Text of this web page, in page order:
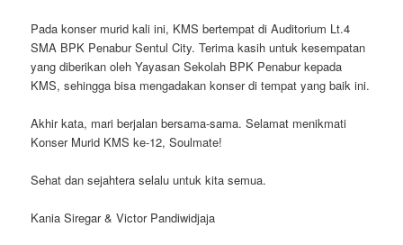
Pada konser murid kali ini, KMS bertempat di Auditorium Lt.4
SMA BPK Penabur Sentul City. Terima kasih untuk kesempatan
yang diberikan oleh Yayasan Sekolah BPK Penabur kepada
KMS, sehingga bisa mengadakan konser di tempat yang baik ini.
Akhir kata, mari berjalan bersama-sama. Selamat menikmati
Konser Murid KMS ke-12, Soulmate!
Sehat dan sejahtera selalu untuk kita semua.
Kania Siregar & Victor Pandiwidjaja